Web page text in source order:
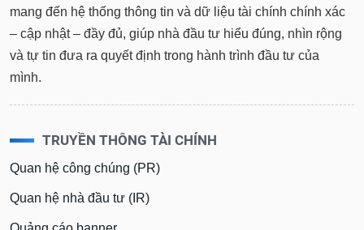
Tài
Phân
kỹ
sơ
doanh
nghiệp
Tin
tức
mang đến hệ thống thông tin và dữ liệu tài chính chính xác
– cập nhật – đầy đủ, giúp nhà đầu tư hiểu đúng, nhìn rộng
và tự tin đưa ra quyết định trong hành trình đầu tư của
mình.
TRUYỀN THÔNG TÀI CHÍNH
Quan hệ công chúng (PR)
Quan hệ nhà đầu tư (IR)
NĂNG
LƯỢNG
NGUYÊN
LIỆU